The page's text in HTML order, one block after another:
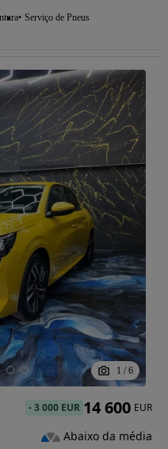
Serviço de Pneus
1 / 6
-3 000 EUR 14 600 EUR
Abaixo da média